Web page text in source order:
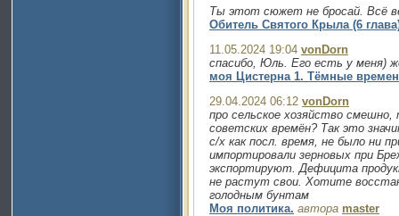
Ты этот сюжет не бросай. Всё
Обитель Святого Крыла (6
11.05.2024 19:04 vonDorn
спасибо, Юль. Его есть у меня)
моя Цистерна 1. Тёмные
29.04.2024 06:12 vonDorn
про сельское хозяйство
советских времён? Так это
с/х как посл. время, не было ни
импортировали зерновых при
экспортируют. Дефицита
не растут свои. Хотите
голодным бунтам
Моя политика. автора master